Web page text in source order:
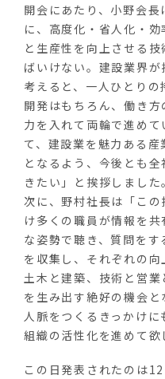
開会にあたり、小野会
に、高度化・省人化・
と生産性を向上させる
ばいけない。建設業界
考えると、一人ひとり
開発はもちろん、働き
力を入れて両輪で進め
て、建設業を魅力ある
となるよう、今後とも
きたい」と挨拶しました。
次に、野村社長は「こ
け多くの職員が情報を
な姿勢で聴き、質問を
を収集し、それぞれの向
土木と建築、技術と営
を生み出す絶好の機会
人脈をつくるきっかけ
組織の活性化を進めて欲
この日発表されたのは